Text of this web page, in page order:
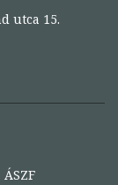
utca 15.
ÁSZF